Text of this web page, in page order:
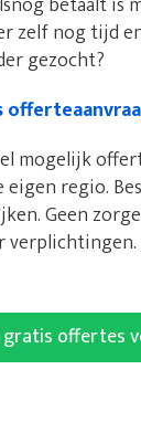
zelf nog tijd
gezocht?
mogelijk
eigen regio.
Geen
gratis offertes